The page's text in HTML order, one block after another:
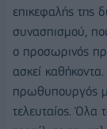
επικεφαλής της
συνασπισμού,
ο προσωρινός
ασκεί
πρωθυπουργός
τελευταίος. Όλα